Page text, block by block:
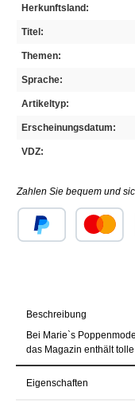
Herkunftsland:
Titel:
Themen:
Sprache:
Artikeltyp:
Erscheinungsdatum:
VDZ:
Zahlen Sie bequem und
Beschreibung
Bei Marie`s
das Magazin enthält
Eigenschaften